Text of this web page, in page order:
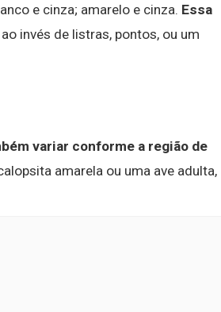
e cinza; amarelo e cinza. Essa
invés de listras, pontos, ou um
variar conforme a região de
amarela ou uma ave adulta,